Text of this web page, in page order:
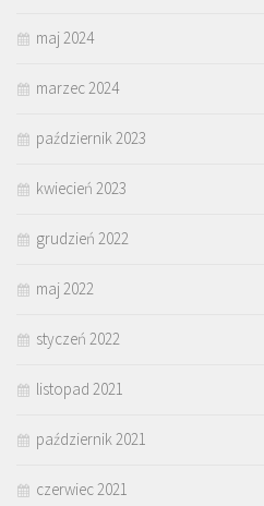
maj 2024
marzec 2024
październik 2023
kwiecień 2023
grudzień 2022
maj 2022
styczeń 2022
listopad 2021
październik 2021
czerwiec 2021